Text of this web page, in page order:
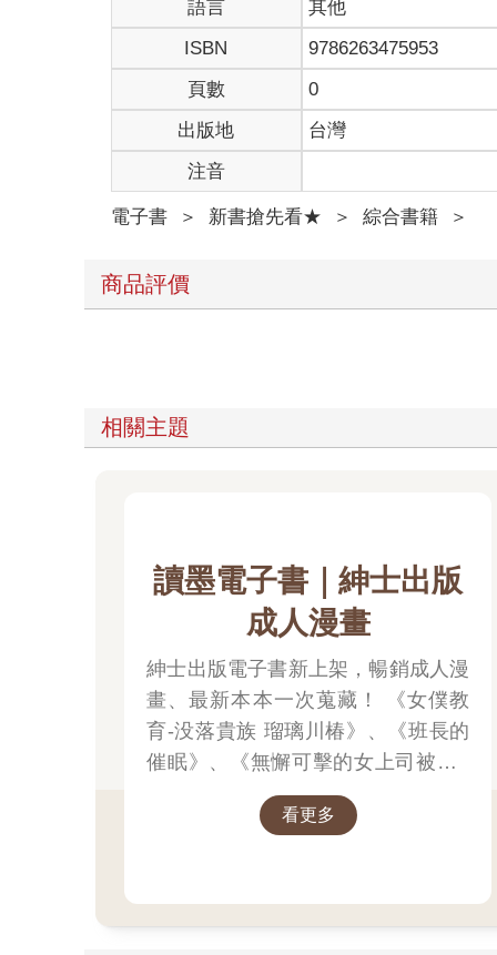
語言
其他
ISBN
9786263475953
頁數
0
出版地
台灣
注音
電子書 ＞ 新書搶先看★ ＞ 綜合書籍 ＞
商品評價
相關主題
讀墨電子書｜紳士出版
成人漫畫
紳士出版電子書新上架，暢銷成人漫
畫、最新本本一次蒐藏！ 《女僕教
育-没落貴族 瑠璃川椿》、《班長的
催眠》、《無懈可擊的女上司被●得
死去活來》等熱門系列作品任君挑
選，隨時開讀無負擔，立即體驗專屬
看更多